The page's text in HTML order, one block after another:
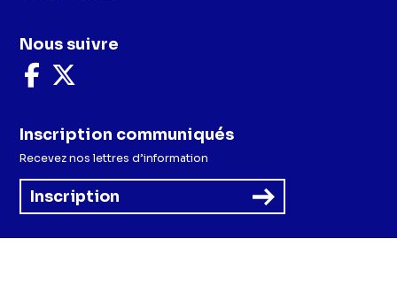
Nous suivre
Nous
suivre
Facebook
X
Inscription communiqués
Recevez nos lettres d’information
Inscription